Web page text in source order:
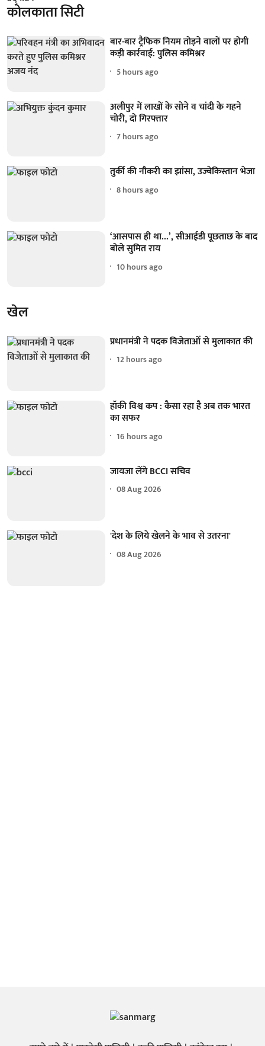
कोलकाता सिटी
बार-बार ट्रैफिक नियम तोड़ने वालों पर होगी
कड़ी कार्रवाई: पुलिस कमिश्नर
5 hours ago
अलीपुर में लाखों के सोने व चांदी के गहने
चोरी, दो गिरफ्तार
7 hours ago
तुर्की की नौकरी का झांसा, उज्बेकिस्तान भेजा
8 hours ago
‘आसपास ही था...’, सीआईडी पूछताछ के बाद
बोले सुमित राय
10 hours ago
खेल
प्रधानमंत्री ने पदक विजेताओं से मुलाकात की
12 hours ago
हॉकी विश्व कप : कैसा रहा है अब तक भारत
का सफर
16 hours ago
जायजा लेंगे BCCI सचिव
08 Aug 2026
'देश के लिये खेलने के भाव से उतरना'
08 Aug 2026